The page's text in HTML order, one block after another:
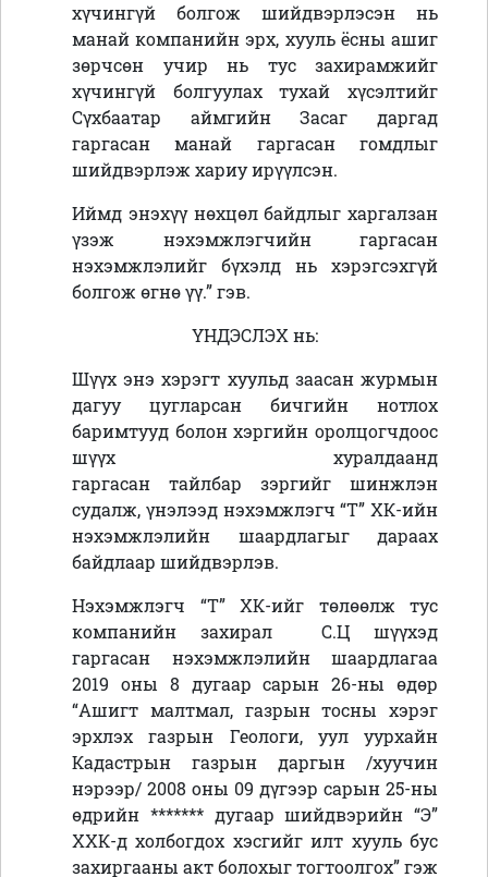
хүчингүй болгож шийдвэрлэсэн нь
манай компанийн эрх, хууль ёсны ашиг
зөрчсөн учир нь тус захирамжийг
хүчингүй болгуулах тухай хүсэлтийг
Сүхбаатар аймгийн Засаг даргад
гаргасан манай гаргасан гомдлыг
шийдвэрлэж хариу ирүүлсэн.
Иймд энэхүү нөхцөл байдлыг харгалзан
үзэж нэхэмжлэгчийн гаргасан
нэхэмжлэлийг бүхэлд нь хэрэгсэхгүй
болгож өгнө үү.” гэв.
ҮНДЭСЛЭХ нь:
Шүүх энэ хэрэгт хуульд заасан журмын
дагуу цугларсан бичгийн нотлох
баримтууд болон хэргийн оролцогчдоос
шүүх хуралдаанд
гаргасан тайлбар зэргийг шинжлэн
судалж, үнэлээд нэхэмжлэгч “Т” ХК-ийн
нэхэмжлэлийн шаардлагыг дараах
байдлаар шийдвэрлэв.
Нэхэмжлэгч “Т” ХК-ийг төлөөлж тус
компанийн захирал С.Ц шүүхэд
гаргасан нэхэмжлэлийн шаардлагаа
2019 оны 8 дугаар сарын 26-ны өдөр
“Ашигт малтмал, газрын тосны хэрэг
эрхлэх газрын Геологи, уул уурхайн
Кадастрын газрын даргын /хуучин
нэрээр/ 2008 оны 09 дүгээр сарын 25-ны
өдрийн ******* дугаар шийдвэрийн “Э”
ХХК-д холбогдох хэсгийг илт хууль бус
захиргааны акт болохыг тогтоолгох” гэж